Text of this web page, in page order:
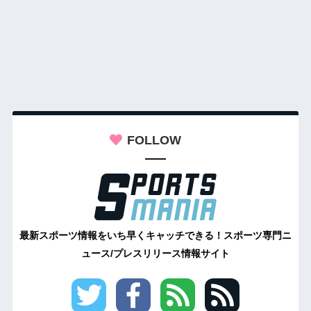
FOLLOW
最新スポーツ情報をいち早くキャッチできる！スポーツ専門ニ
ュース/プレスリリース情報サイト